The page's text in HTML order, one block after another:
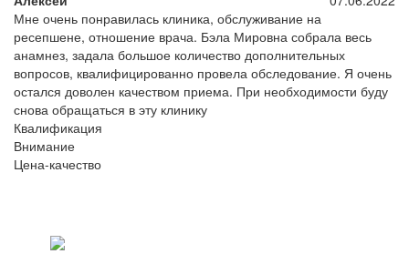
Мне очень понравилась клиника, обслуживание на
ресепшене, отношение врача. Бэла Мировна собрала весь
анамнез, задала большое количество дополнительных
вопросов, квалифицированно провела обследование. Я очень
остался доволен качеством приема. При необходимости буду
снова обращаться в эту клинику
Квалификация
Внимание
Цена-качество